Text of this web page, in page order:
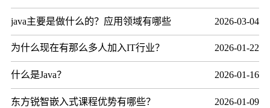
java主要是做什么的？应用领域有哪些 2026-03-04
为什么现在有那么多人加入IT行业？ 2026-01-22
什么是Java？ 2026-01-16
东方锐智嵌入式课程优势有哪些？ 2026-01-09